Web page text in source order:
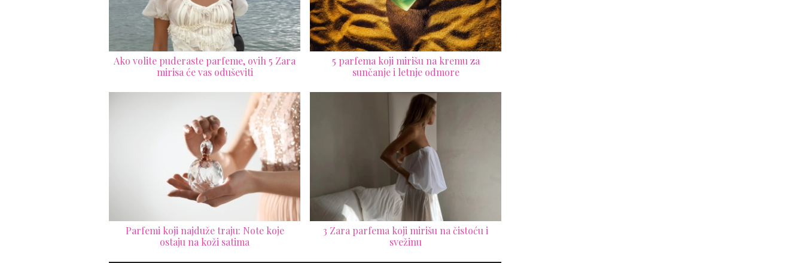
Ako volite puderaste parfeme, ovih 5 Zara
mirisa će vas oduševiti
5 parfema koji mirišu na kremu za
sunčanje i letnje odmore
Parfemi koji najduže traju: Note koje
ostaju na koži satima
3 Zara parfema koji mirišu na čistoću i
svežinu